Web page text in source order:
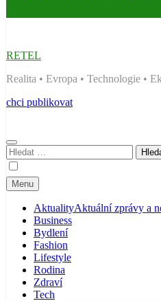
RETEL
Realita • Evropa • Technologie •
chci publikovat
Vyhledávání
Menu
AktualityAktuální zprávy a
Business
Bydlení
Fashion
Lifestyle
Rodina
Zdraví
Tech